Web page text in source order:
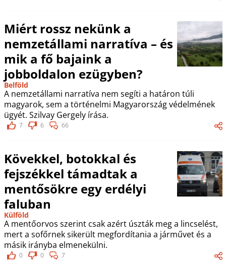
Miért rossz nekünk a
nemzetállami narratíva – és
mik a fő bajaink a
jobboldalon ezügyben?
Belföld
A nemzetállami narratíva nem segíti a határon túli
magyarok, sem a történelmi Magyarország védelmének
ügyét. Szilvay Gergely írása.
7 6 66
Kövekkel, botokkal és
fejszékkel támadtak a
mentősökre egy erdélyi
faluban
Külföld
A mentőorvos szerint csak azért úszták meg a lincselést,
mert a sofőrnek sikerült megfordítania a járművet és a
másik irányba elmenekülni.
0 0 7